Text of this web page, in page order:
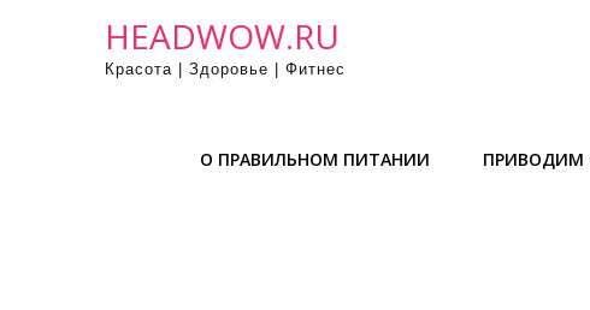
HEADWOW.RU
Красота | Здоровье | Фитнес
О ПРАВИЛЬНОМ ПИТАНИИ ПРИВОДИМ